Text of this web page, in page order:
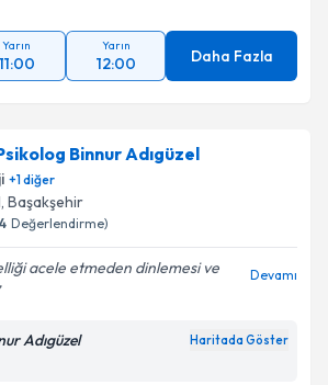
Yarın
11:00
Yarın
12:00 Daha Fazla
Binnur Adıgüzel
+1diğer
, Başakşehir
Değerlendirme)
acele etmeden dinlemesi ve
Devamı
Adıgüzel Haritada Göster